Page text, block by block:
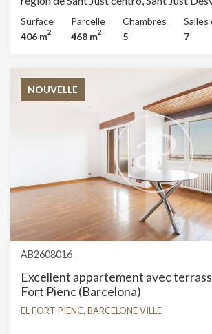
cheminée, 4 places de parking,
intégrées, buanderie, balcon, jardin, chauffage et salle de
Surface
406 m2
Parcelle
468 m2
Chambres
5
Salles
7
NOUVELLE
AB2608016
Excellent appartement avec
Fort Pienc (Barcelona)
EL FORT PIENC, BARCELONE VILLE